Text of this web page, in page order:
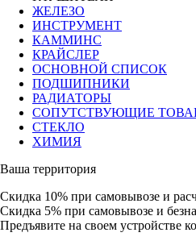
ЖЕЛЕЗО
ИНСТРУМЕНТ
КАММИНС
КРАЙСЛЕР
ОСНОВНОЙ СПИСОК
ПОДШИПНИКИ
РАДИАТОРЫ
СОПУТСТВУЮЩИЕ
СТЕКЛО
ХИМИЯ
Ваша территория
Скидка 10% при самовывозе и
Скидка 5% при самовывозе и
Предъявите на своем устройстве